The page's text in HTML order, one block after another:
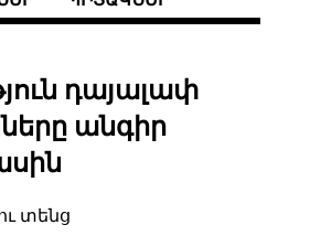
դայալափ
անգիր
ու տենց